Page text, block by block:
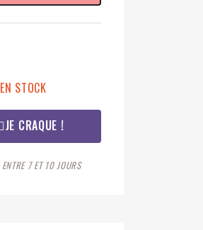
STOCK
JE CRAQUE !
7 ET 10 JOURS